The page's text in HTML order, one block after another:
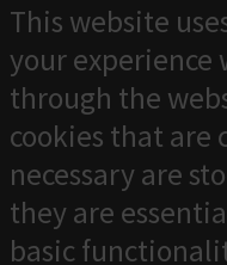
This website
your experience
through the
cookies that are
necessary are
they are
basic